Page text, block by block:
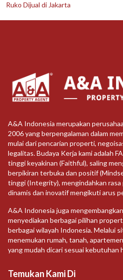
Ruko Dijual di Jakarta
A&A Indonesia merupakan
2006 yang berpengalaman dalam
mulai dari pencarian properti,
legalitas. Budaya Kerja kami adalah
tinggi keyakinan (Faithful), saling
berpikiran terbuka dan positif
tinggi (Integrity), mengindahkan
dinamis dan inovatif mengikuti arus
A&A Indonesia juga
menyediakan berbagai pilihan
berbagai wilayah Indonesia. Melalui
menemukan rumah, tanah,
yang mudah dicari sesuai kebutuhan
Temukan Kami Di